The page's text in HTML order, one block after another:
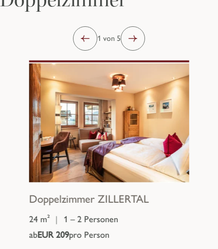
1 von 5
Doppelzimmer ZILLERTAL
24 m² |
1 – 2 Personen
abEUR 209pro Person